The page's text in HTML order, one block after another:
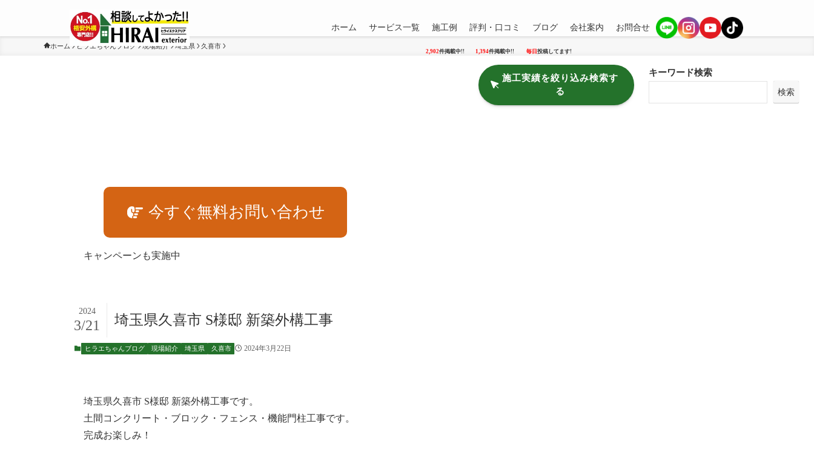
ホーム サービス一覧 施工例
2,902件掲載中!!
評判・口コミ
1,394件掲載中!!
ブログ
毎日 投稿してます!
会社案内 お問合せ
ホーム ヒラエちゃんブログ 現場紹介 埼玉県 久喜市
施工実績を絞り込み検索す
る
キーワード検索
検索
今すぐ無料お問い合わせ
キャンペーンも実施中
埼玉県久喜市 S様邸 新築外構工事
2024
3/21
ヒラエちゃんブログ 現場紹介 埼玉県 久喜市 2024年3月22日
埼玉県久喜市 S様邸 新築外構工事です。
土間コンクリート・ブロック・フェンス・機能門柱工事です。
完成お楽しみ！